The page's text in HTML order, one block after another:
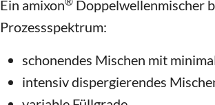
Ein amixon
Doppelwellenmischer
Prozessspektrum:
schonendes Mischen mit
intensiv dispergierendes